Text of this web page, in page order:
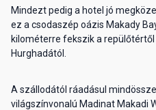
Mindezt pedig a hotel jó
ez a csodaszép oázis Makady
kilométerre fekszik a
Hurghadától.
A szállodától ráadásul
világszínvonalú Madinat Makadi